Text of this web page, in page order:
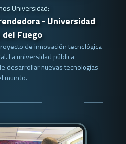
Universidad:
- Universidad
Fuego
de innovación tecnológica
La universidad pública
desarrollar nuevas tecnologías
mundo.